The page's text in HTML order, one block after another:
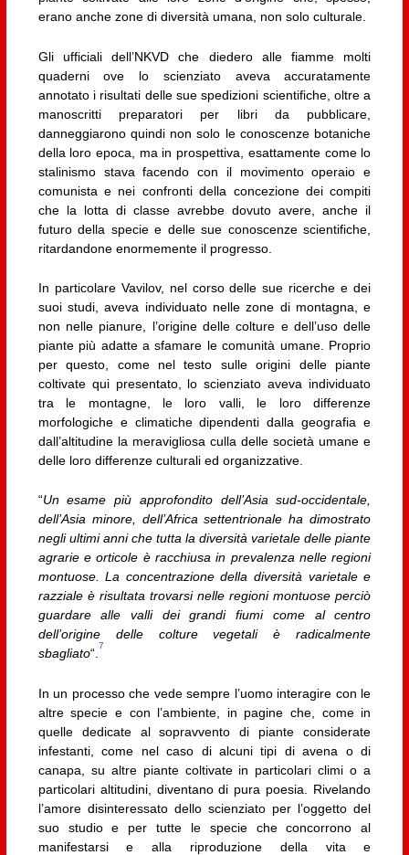
erano anche zone di diversità umana, non solo culturale.
Gli ufficiali dell’NKVD che diedero alle fiamme molti
quaderni ove lo scienziato aveva accuratamente
annotato i risultati delle sue spedizioni scientifiche, oltre a
manoscritti preparatori per libri da pubblicare,
danneggiarono quindi non solo le conoscenze botaniche
della loro epoca, ma in prospettiva, esattamente come lo
stalinismo stava facendo con il movimento operaio e
comunista e nei confronti della concezione dei compiti
che la lotta di classe avrebbe dovuto avere, anche il
futuro della specie e delle sue conoscenze scientifiche,
ritardandone enormemente il progresso.
In particolare Vavilov, nel corso delle sue ricerche e dei
suoi studi, aveva individuato nelle zone di montagna, e
non nelle pianure, l’origine delle colture e dell’uso delle
piante più adatte a sfamare le comunità umane. Proprio
per questo, come nel testo sulle origini delle piante
coltivate qui presentato, lo scienziato aveva individuato
tra le montagne, le loro valli, le loro differenze
morfologiche e climatiche dipendenti dalla geografia e
dall’altitudine la meravigliosa culla delle società umane e
delle loro differenze culturali ed organizzative.
“Un esame più approfondito dell’Asia sud-occidentale,
dell’Asia minore, dell’Africa settentrionale ha dimostrato
negli ultimi anni che tutta la diversità varietale delle piante
agrarie e orticole è racchiusa in prevalenza nelle regioni
montuose. La concentrazione della diversità varietale e
razziale è risultata trovarsi nelle regioni montuose perciò
guardare alle valli dei grandi fiumi come al centro
dell’origine delle colture vegetali è radicalmente
sbagliato“.
7
In un processo che vede sempre l’uomo interagire con le
altre specie e con l’ambiente, in pagine che, come in
quelle dedicate al sopravvento di piante considerate
infestanti, come nel caso di alcuni tipi di avena o di
canapa, su altre piante coltivate in particolari climi o a
particolari altitudini, diventano di pura poesia. Rivelando
l’amore disinteressato dello scienziato per l’oggetto del
suo studio e per tutte le specie che concorrono al
manifestarsi e alla riproduzione della vita e